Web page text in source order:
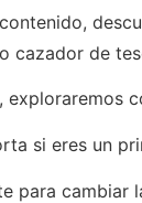
cazador de
exploraremos
si eres un
para cambiar